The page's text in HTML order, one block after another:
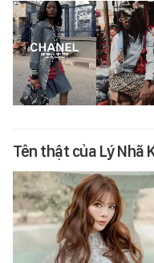
Tên thật của Lý Nhã